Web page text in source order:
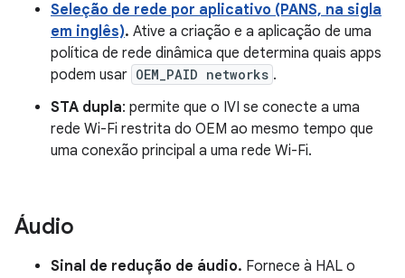
Seleção de rede por aplicativo (PANS, na sigla
em inglês). Ative a criação e a aplicação de uma
política de rede dinâmica que determina quais apps
podem usar OEM_PAID networks .
STA dupla: permite que o IVI se conecte a uma
rede Wi-Fi restrita do OEM ao mesmo tempo que
uma conexão principal a uma rede Wi-Fi.
Áudio
Sinal de redução de áudio. Fornece à HAL o